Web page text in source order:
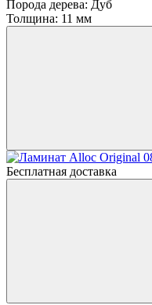
Порода дерева: Дуб
Толщина: 11 мм
Бесплатная доставка